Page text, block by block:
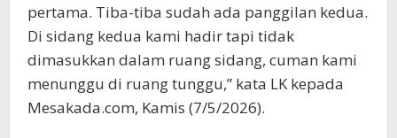
pertama. Tiba-tiba sudah ada panggilan kedua.
Di sidang kedua kami hadir tapi tidak
dimasukkan dalam ruang sidang, cuman kami
menunggu di ruang tunggu,” kata LK kepada
Mesakada.com, Kamis (7/5/2026).